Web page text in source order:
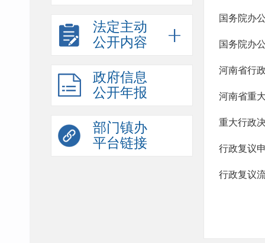
法定主动
公开内容
政府信息
公开年报
部门镇办
平台链接
国务院办
国务院办
河南省行
河南省重
重大行政
行政复议
行政复议